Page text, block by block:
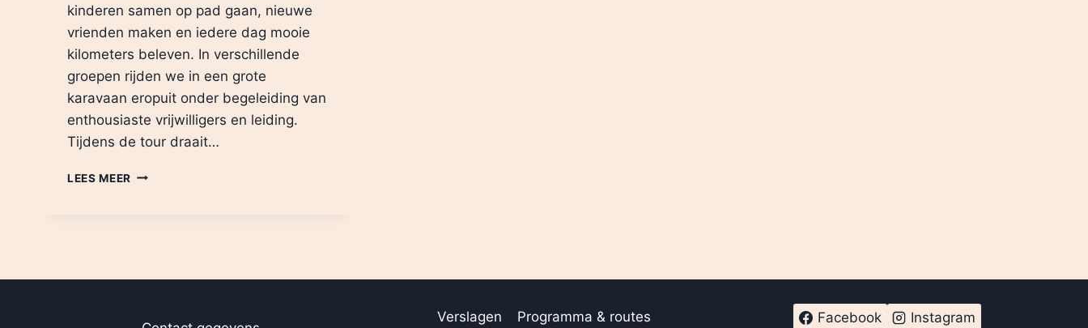
kinderen samen op pad gaan, nieuwe
vrienden maken en iedere dag mooie
kilometers beleven. In verschillende
groepen rijden we in een grote
karavaan eropuit onder begeleiding van
enthousiaste vrijwilligers en leiding.
Tijdens de tour draait…
LEES MEER WELKOM
Verslagen Programma & routes Facebook Instagram